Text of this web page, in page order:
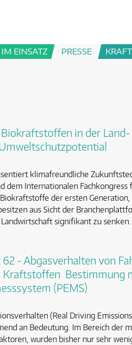
IM EINSATZ PRESSE
Biokraftstoffen in der
klimafreundliche
dem Internationalen
der ersten
aus Sicht der
signifikant zu
- Abgasverhalten von
 Bestimmung
(PEMS)
(Real Driving
an Bedeutung. Im Bereich der
wurden bisher nur sehr